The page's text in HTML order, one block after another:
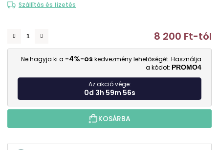
Szállítás és fizetés
8 200 Ft-tól
Ne hagyja ki a -4%-os kedvezmény lehetőségét. Használja
a kódot: PROMO4
Az akció vége:
0d 3h 59m 55s
KOSÁRBA